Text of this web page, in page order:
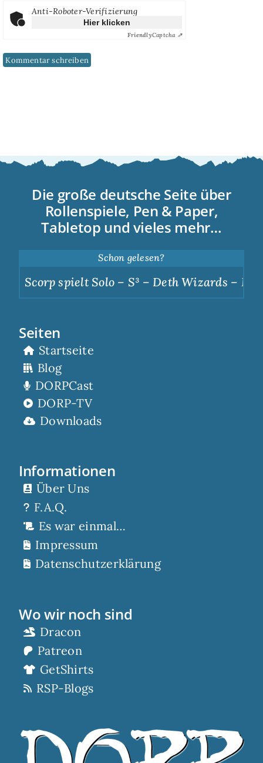
Anti-Roboter-Verifizierung
Hier klicken
FriendlyCaptcha ⇗
Die große deutsche Seite über
Rollenspiele, Pen & Paper,
Tabletop und vieles mehr…
Schon gelesen?
Scorp spielt Solo – S³ – Deth Wizards –
Seiten
Startseite
Blog
DORPCast
DORP-TV
Downloads
Informationen
Über Uns
F.A.Q.
Es war einmal…
Impressum
Datenschutzerklärung
Wo wir noch sind
Dracon
Patreon
GetShirts
RSP-Blogs